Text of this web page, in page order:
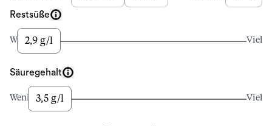
Restsüße
Wenig2,9 g/l Viel
Säuregehalt
Wenig 3,5 g/l Viel